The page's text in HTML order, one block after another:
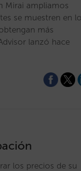
Mirai ampliamos
se muestren en
más
lanzó hace
los precios de su